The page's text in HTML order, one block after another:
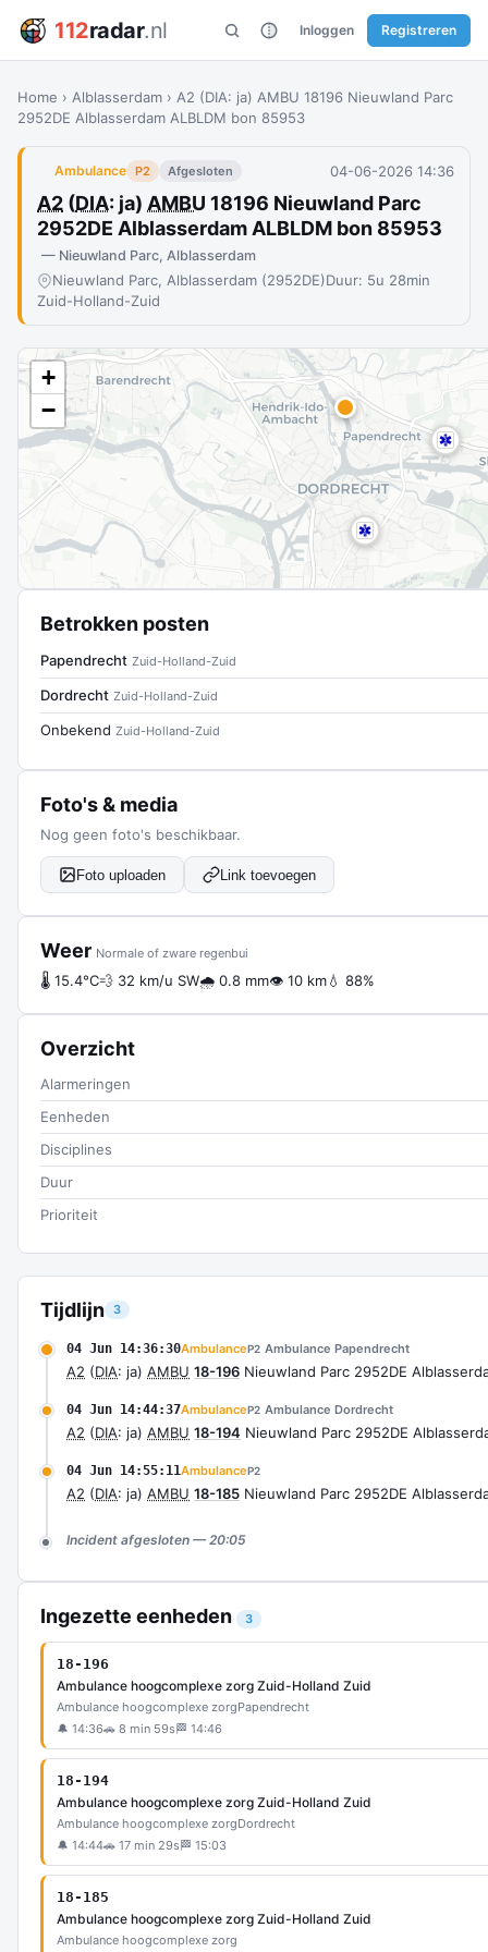
112radar.nl Inloggen Registreren
Home › Alblasserdam › A2 (DIA: ja) AMBU 18196 Nieuwland Parc
2952DE Alblasserdam ALBLDM bon 85953
Ambulance P2 Afgesloten 04-06-2026 14:36
A2 (DIA: ja) AMBU 18196 Nieuwland Parc
2952DE Alblasserdam ALBLDM bon 85953
— Nieuwland Parc, Alblasserdam
Nieuwland Parc, Alblasserdam (2952DE)Duur: 5u 28min
Zuid-Holland-Zuid
Tijdlijn 3
04 Jun 14:36:30AmbulanceP2 Ambulance Papendrecht
A2 (DIA: ja) AMBU 18-196 Nieuwland Parc 2952DE
04 Jun 14:44:37AmbulanceP2 Ambulance Dordrecht
A2 (DIA: ja) AMBU 18-194 Nieuwland Parc 2952DE
04 Jun 14:55:11AmbulanceP2
A2 (DIA: ja) AMBU 18-185 Nieuwland Parc 2952DE
Incident afgesloten — 20:05
Ingezette eenheden 3
18-196
Ambulance hoogcomplexe zorg Zuid-Holland Zuid
Ambulance hoogcomplexe zorgPapendrecht
🔔 14:36🚗 8 min 59s 🏁 14:46
18-194
Ambulance hoogcomplexe zorg Zuid-Holland Zuid
Ambulance hoogcomplexe zorgDordrecht
🔔 14:44🚗 17 min 29s 🏁 15:03
18-185
Ambulance hoogcomplexe zorg Zuid-Holland Zuid
Ambulance hoogcomplexe zorg
+
−
Betrokken posten
Papendrecht Zuid-Holland-Zuid
Dordrecht Zuid-Holland-Zuid
Onbekend Zuid-Holland-Zuid
Foto's & media
Nog geen foto's beschikbaar.
Foto uploaden Link toevoegen
Weer Normale of zware regenbui
🌡 15.4°C💨 32 km/u SW🌧 0.8 mm👁 10 km💧 88%
Overzicht
Alarmeringen
Eenheden
Disciplines
Duur
Prioriteit